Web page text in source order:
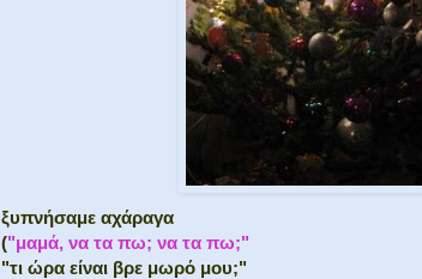
ξυπνήσαμε αχάραγα
("μαμά, να τα πω; να τα πω;"
"τι ώρα είναι βρε μωρό μου;"